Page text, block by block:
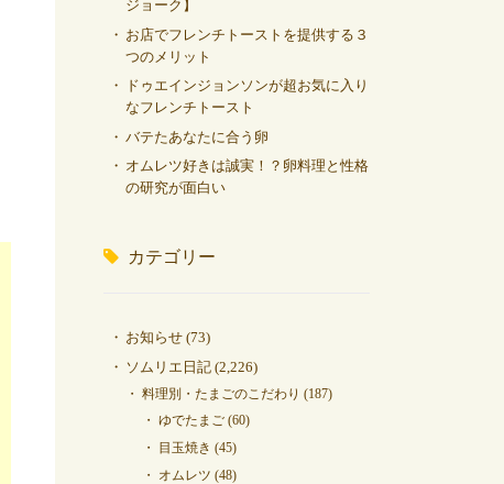
ジョーク】
お店でフレンチトーストを提供する３
つのメリット
ドゥエインジョンソンが超お気に入り
なフレンチトースト
バテたあなたに合う卵
オムレツ好きは誠実！？卵料理と性格
の研究が面白い
カテゴリー
お知らせ (73)
ソムリエ日記 (2,226)
料理別・たまごのこだわり (187)
ゆでたまご (60)
目玉焼き (45)
オムレツ (48)